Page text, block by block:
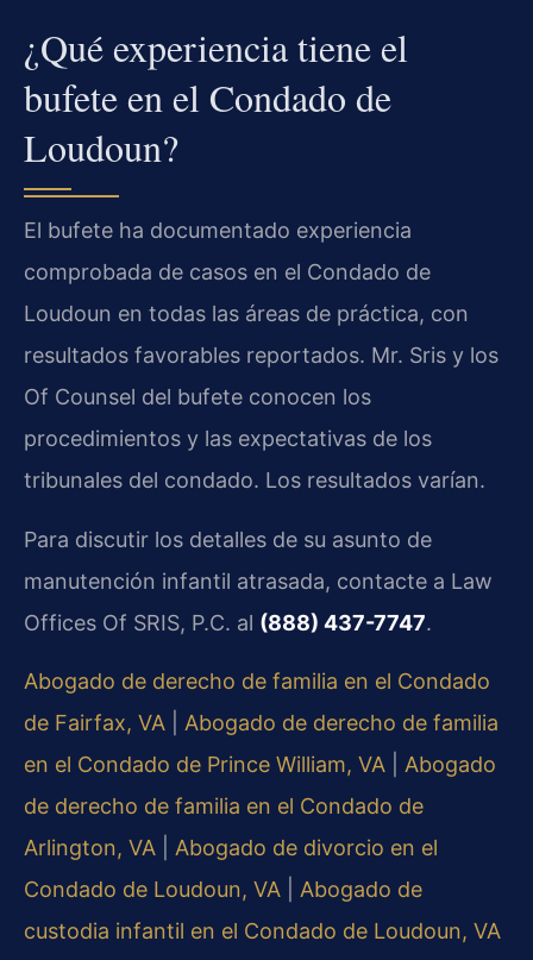
¿Qué experiencia tiene el
bufete en el Condado de
Loudoun?
El bufete ha documentado experiencia
comprobada de casos en el Condado de
Loudoun en todas las áreas de práctica, con
resultados favorables reportados. Mr. Sris y los
Of Counsel del bufete conocen los
procedimientos y las expectativas de los
tribunales del condado. Los resultados varían.
Para discutir los detalles de su asunto de
manutención infantil atrasada, contacte a Law
Offices Of SRIS, P.C. al (888) 437-7747.
Abogado de derecho de familia en el Condado
de Fairfax, VA
Abogado de derecho de familia
en el Condado de Prince William, VA
Abogado
de derecho de familia en el Condado de
Arlington, VA
Abogado de divorcio en el
Condado de Loudoun, VA
Abogado de
custodia infantil en el Condado de Loudoun, VA